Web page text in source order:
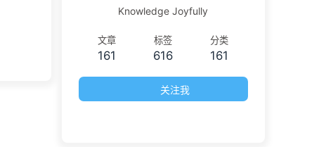
Knowledge Joyfully
文章
161
标签
616
分类
161
关注我